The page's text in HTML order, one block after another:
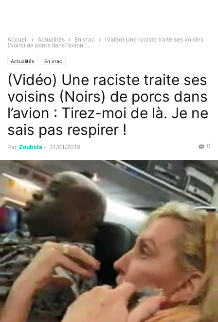
Accueil Actualités En vrac
(Vidéo) Une raciste traite ses voisins
(Noirs) de porcs dans l’avion :...
Actualités En vrac
(Vidéo) Une raciste traite ses
voisins (Noirs) de porcs dans
l’avion : Tirez-moi de là. Je ne
sais pas respirer !
Par Zoubida - 31/01/2019 0